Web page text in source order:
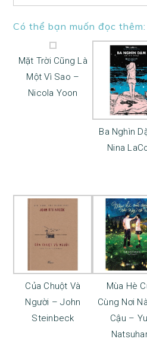
Có thể bạn muốn đọc thêm:
Mặt Trời Cũng Là
Một Vì Sao –
Nicola Yoon
Ba Nghìn
Nina
Của Chuột Và
Người – John
Steinbeck
Mùa Hè
Cùng Nơi
Cậu –